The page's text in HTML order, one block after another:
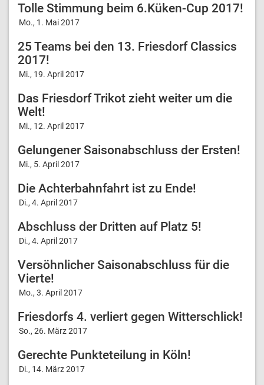
Tolle Stimmung beim 6.Küken-Cup 2017!
Mo., 1. Mai 2017
25 Teams bei den 13. Friesdorf Classics
2017!
Mi., 19. April 2017
Das Friesdorf Trikot zieht weiter um die
Welt!
Mi., 12. April 2017
Gelungener Saisonabschluss der Ersten!
Mi., 5. April 2017
Die Achterbahnfahrt ist zu Ende!
Di., 4. April 2017
Abschluss der Dritten auf Platz 5!
Di., 4. April 2017
Versöhnlicher Saisonabschluss für die
Vierte!
Mo., 3. April 2017
Friesdorfs 4. verliert gegen Witterschlick!
So., 26. März 2017
Gerechte Punkteteilung in Köln!
Di., 14. März 2017